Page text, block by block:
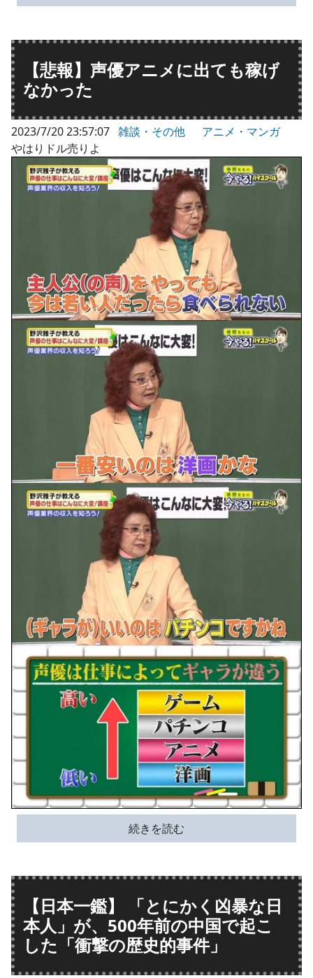
【悲報】声優アニメに出ても稼げ
なかった
2023/7/20 23:57:07 雑談・その他
アニメ・マンガ
やはりドル売りよ
続きを読む
【日本一鑑】 「とにかく凶暴な日
本人」が、500年前の中国で起こ
した「衝撃の歴史的事件」